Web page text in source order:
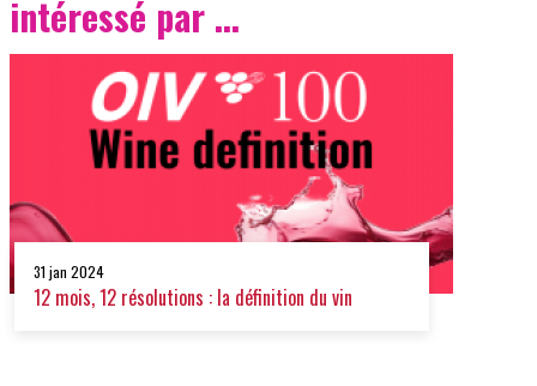
intéressé par ...
31 jan 2024
12 mois, 12 résolutions : la définition du vin